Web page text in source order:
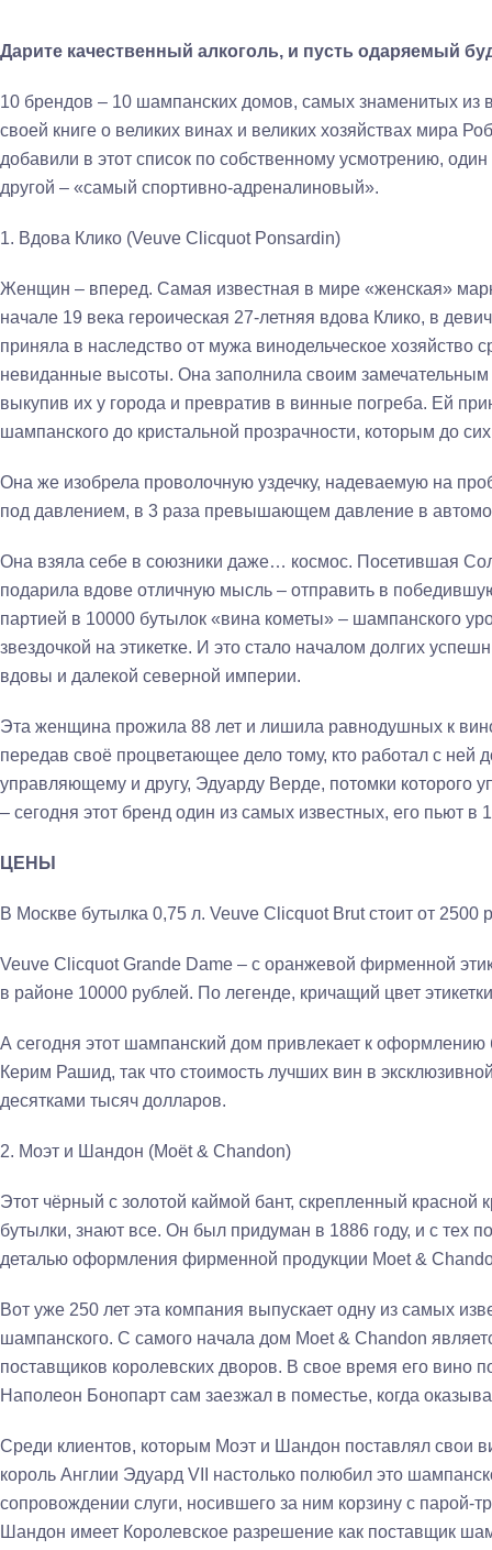
Дарите качественный алкоголь, и пусть одаряемый
10 брендов – 10 шампанских домов, самых знаменитых из
своей книге о великих винах и великих хозяйствах мира
добавили в этот список по собственному усмотрению,
другой – «самый спортивно-адреналиновый».
1. Вдова Клико (Veuve Clicquot Ponsardin)
Женщин – вперед. Самая известная в мире «женская»
начале 19 века героическая 27-летняя вдова Клико, в
приняла в наследство от мужа винодельческое хозяйство
невиданные высоты. Она заполнила своим замечательным
выкупив их у города и превратив в винные погреба. Ей
шампанского до кристальной прозрачности, которым до
Она же изобрела проволочную уздечку, надеваемую на
под давлением, в 3 раза превышающем давление в
Она взяла себе в союзники даже… космос. Посетившая
подарила вдове отличную мысль – отправить в
партией в 10000 бутылок «вина кометы» – шампанского
звездочкой на этикетке. И это стало началом долгих
вдовы и далекой северной империи.
Эта женщина прожила 88 лет и лишила равнодушных к
передав своё процветающее дело тому, кто работал с ней
управляющему и другу, Эдуарду Верде, потомки которого
– сегодня этот бренд один из самых известных, его пьют в
ЦЕНЫ
В Москве бутылка 0,75 л. Veuve Clicquot Brut стоит от 2500
Veuve Clicquot Grande Dame – с оранжевой фирменной
в районе 10000 рублей. По легенде, кричащий цвет
А сегодня этот шампанский дом привлекает к оформлению
Керим Рашид, так что стоимость лучших вин в
десятками тысяч долларов.
2. Моэт и Шандон (Moët & Chandon)
Этот чёрный с золотой каймой бант, скрепленный красной
бутылки, знают все. Он был придуман в 1886 году, и с тех
деталью оформления фирменной продукции Moet &
Вот уже 250 лет эта компания выпускает одну из самых
шампанского. С самого начала дом Moet & Chandon
поставщиков королевских дворов. В свое время его вино
Наполеон Бонопарт сам заезжал в поместье, когда
Среди клиентов, которым Моэт и Шандон поставлял свои
король Англии Эдуард VII настолько полюбил это
сопровождении слуги, носившего за ним корзину с парой-
Шандон имеет Королевское разрешение как поставщик